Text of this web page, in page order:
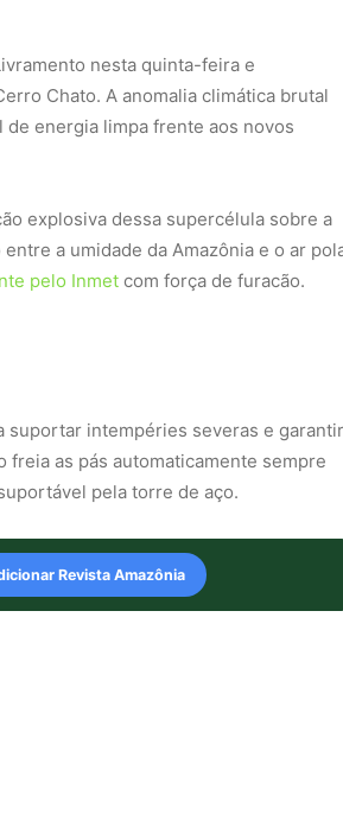
nesta quinta-feira e
Chato. A anomalia climática brutal
energia limpa frente aos novos
explosiva dessa supercélula sobre a
a umidade da Amazônia e o ar
pelo Inmet com força de furacão.
suportar intempéries severas e garantir
freia as pás automaticamente sempre
pela torre de aço.
Revista Amazônia